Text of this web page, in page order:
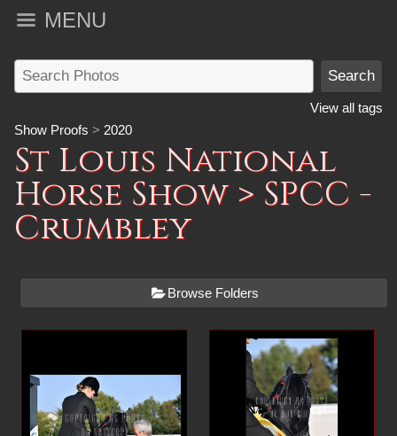
MENU
View all tags
Show Proofs > 2020
St Louis National
Horse Show> SPCC -
Crumbley
Browse Folders